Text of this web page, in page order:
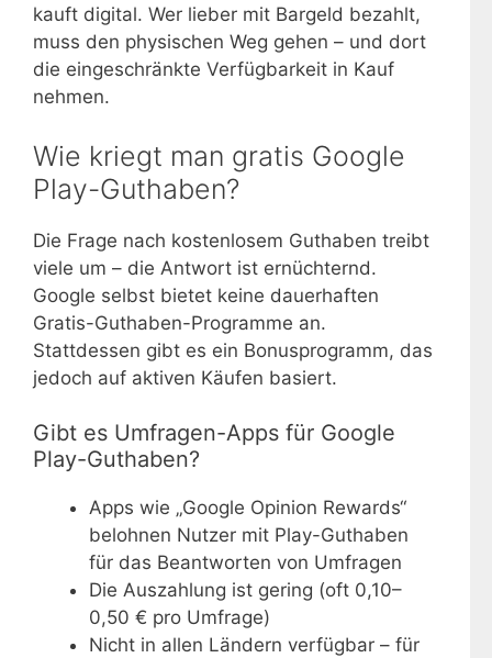
kauft digital. Wer lieber mit Bargeld bezahlt,
muss den physischen Weg gehen – und dort
die eingeschränkte Verfügbarkeit in Kauf
nehmen.
Wie kriegt man gratis Google
Play-Guthaben?
Die Frage nach kostenlosem Guthaben treibt
viele um – die Antwort ist ernüchternd.
Google selbst bietet keine dauerhaften
Gratis-Guthaben-Programme an.
Stattdessen gibt es ein Bonusprogramm, das
jedoch auf aktiven Käufen basiert.
Gibt es Umfragen-Apps für Google
Play-Guthaben?
Apps wie „Google Opinion Rewards“
belohnen Nutzer mit Play-Guthaben
für das Beantworten von Umfragen
Die Auszahlung ist gering (oft 0,10–
0,50 € pro Umfrage)
Nicht in allen Ländern verfügbar – für